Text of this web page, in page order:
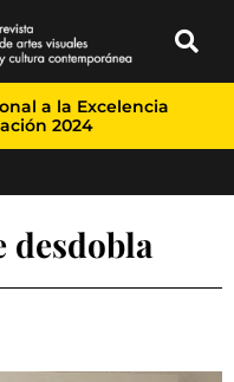
a la Excelencia
2024
desdobla